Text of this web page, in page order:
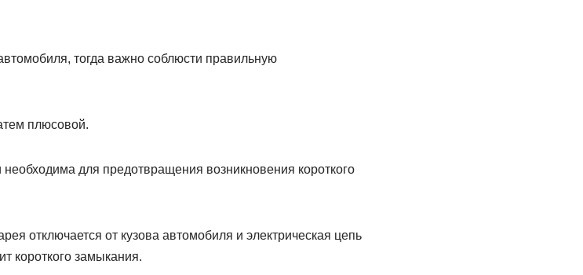
тогда важно соблюсти правильную
плюсовой.
для предотвращения возникновения короткого
отключается от кузова автомобиля и электрическая цепь
короткого замыкания.